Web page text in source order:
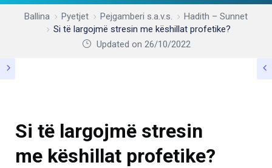
Ballina Pyetjet Pejgamberi s.a.v.s.
Hadith – Sunnet
Si të largojmë stresin me këshillat profetike?
Updated on 26/10/2022
Si të largojmë stresin
me këshillat profetike?